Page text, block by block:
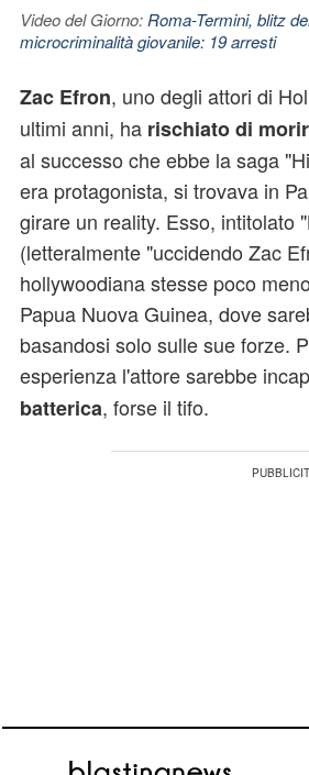
Video del Giorno: Roma-Termini, blitz
microcriminalità giovanile: 19 arresti
Zac Efron, uno degli attori di
ultimi anni, ha rischiato di
al successo che ebbe la saga
era protagonista, si trovava in
girare un reality. Esso, intitolato
(letteralmente "uccidendo Zac
hollywoodiana stesse poco
Papua Nuova Guinea, dove
basandosi solo sulle sue forze.
esperienza l'attore sarebbe
batterica, forse il tifo.